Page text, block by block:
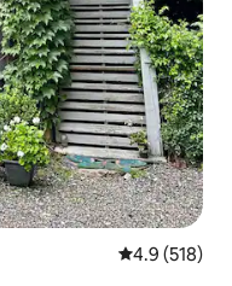
Calificación
4.9 (518)